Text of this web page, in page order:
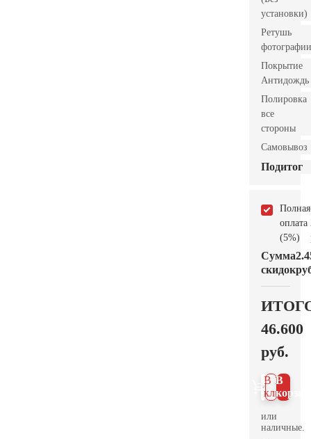
установки)
Ретушь
фотографии
Покрытие
Антидождь
Полировка
все
стороны
Самовывоз
Подитог
Полная
оплата
(5%)
Сумма
скидок
46.600
руб.
В
В 1
клик
или
наличные.